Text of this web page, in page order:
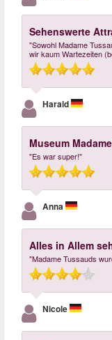
Sehenswerte
"Sowohl Madame
wir kaum Wartezeiten
Harald
Museum
"Es war super!"
Anna
Alles in Allem
"Madame Tussauds
Nicole